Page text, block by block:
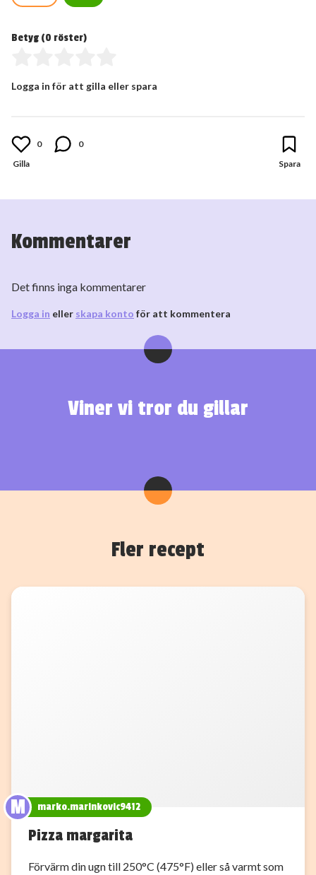
Betyg (0 röster)
Logga in för att gilla eller spara
0 0
Kommentarer
Det finns inga kommentarer
Logga in eller skapa konto för att kommentera
Viner vi tror du gillar
Fler recept
M marko.marinkovic9412
Pizza margarita
Förvärm din ugn till 250°C (475°F) eller så varmt som